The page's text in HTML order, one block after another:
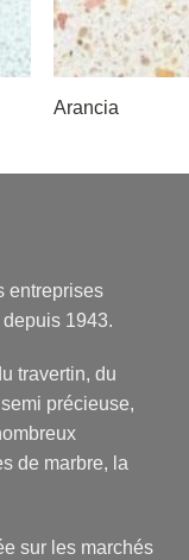
Arancia
entreprises
1943.
travertin, du
précieuse,
de marbre, la
sur les marchés